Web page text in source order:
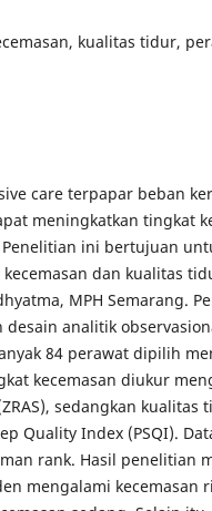
kualitas tidur,
care terpapar beban
meningkatkan tingkat
ini bertujuan
dan kualitas
MPH Semarang.
desain analitik
84 perawat dipilih
kecemasan diukur
sedangkan
Quality Index (PSQI).
rank. Hasil penelitian
mengalami kecemasan